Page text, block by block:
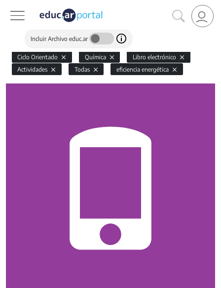
Incluir Archivo educ.ar
Ciclo Orientado Química
Libro electrónico
Actividades
Todas eficiencia energética